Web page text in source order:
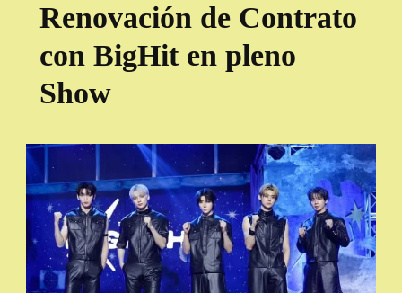
Renovación de Contrato
con BigHit en pleno
Show